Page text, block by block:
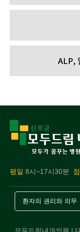
ALP,
평일 8시~17시30분
환자의 권리와 의무